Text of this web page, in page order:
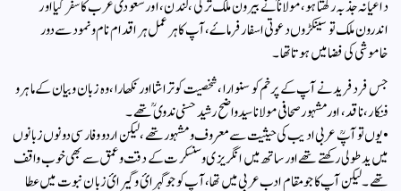
داعیانہ جذبہ رکھتا ہو ، مولانا ؒنے بیرون ملک ترکی ، لندن ، اور سعودی عرب کا سفر کیا‌ اور
اندرون ملک تو سینکڑوں دعوتی اسفار فرماۓ، آپ کا ہر عمل ہر اقدام نام و نمود سے دور
خاموشی کی فضا میں ہوتا تھا ۔
جس فرد فرید نے آپ کے پرخم کو سنوارا ، شخصیت کو تراشا اور نکھارا ، وہ زبان و بیان کے ماہر و
فنکار ، ناقد ، اور مشہور صحافی مولانا سید واضح رشید حسنی ندوی ؒ تھے ۔
• یوں تو آپؒ عربی ادیب کی حیثیت سے معروف و مشہور تھے ، لیکن اردو و فارسی دونوں زبانوں
میں ید طولی رکھتے تھے اور ساتھ میں انگریزی و سنسکرت کے دقت و عمق سے بھی خوب واقف
تھے ۔ لیکن آپ کاجو مقام ادب عربی میں تھا ، آپ کو جو گہرائ و گیرائ زبان نبوت میں عطا